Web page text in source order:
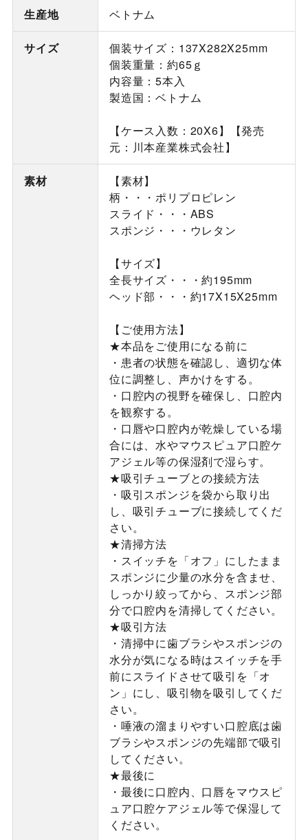
生産地 ベトナム
サイズ
個装サイズ：137X282X25mm
個装重量：約65ｇ
内容量：5本入
製造国：ベトナム
【ケース入数：20X6】【発売
元：川本産業株式会社】
素材
【素材】
柄・・・ポリプロピレン
スライド・・・ABS
スポンジ・・・ウレタン
【サイズ】
全長サイズ・・・約195mm
ヘッド部・・・約17X15X25mm
【ご使用方法】
★本品をご使用になる前に
・患者の状態を確認し、適切な体
位に調整し、声かけをする。
・口腔内の視野を確保し、口腔内
を観察する。
・口唇や口腔内が乾燥している場
合には、水やマウスピュア口腔ケ
アジェル等の保湿剤で湿らす。
★吸引チューブとの接続方法
・吸引スポンジを袋から取り出
し、吸引チューブに接続してくだ
さい。
★清掃方法
・スイッチを「オフ」にしたまま
スポンジに少量の水分を含ませ、
しっかり絞ってから、スポンジ部
分で口腔内を清掃してください。
★吸引方法
・清掃中に歯ブラシやスポンジの
水分が気になる時はスイッチを手
前にスライドさせて吸引を「オ
ン」にし、吸引物を吸引してくだ
さい。
・唾液の溜まりやすい口腔底は歯
ブラシやスポンジの先端部で吸引
してください。
★最後に
・最後に口腔内、口唇をマウスピ
ュア口腔ケアジェル等で保湿して
ください。